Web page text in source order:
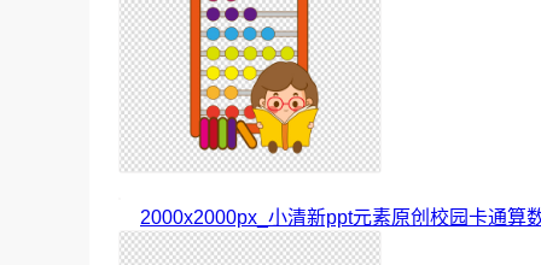
2000x2000px_小清新ppt元素原创校园卡通算